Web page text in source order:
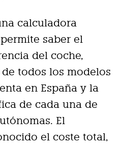
calculadora
saber el
del coche,
todos los modelos
en España y la
de cada una de
El
el coste total,